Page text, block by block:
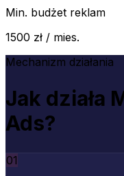
Min. budżet reklam
1500 zł / mies.
Mechanizm działania
Jak działa
Ads?
01